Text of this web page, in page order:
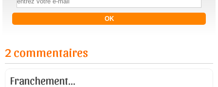
2 commentaires
Franchement...